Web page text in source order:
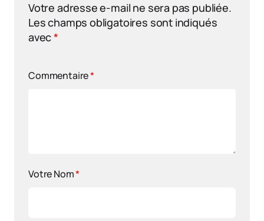
Votre adresse e-mail ne sera pas publiée.
Les champs obligatoires sont indiqués
avec*
Commentaire*
Votre Nom*